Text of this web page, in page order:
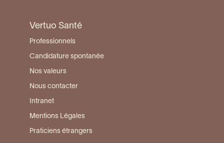
Vertuo Santé
Professionnels
Candidature spontanée
Nos valeurs
Nous contacter
Intranet
Mentions Légales
Praticiens étrangers